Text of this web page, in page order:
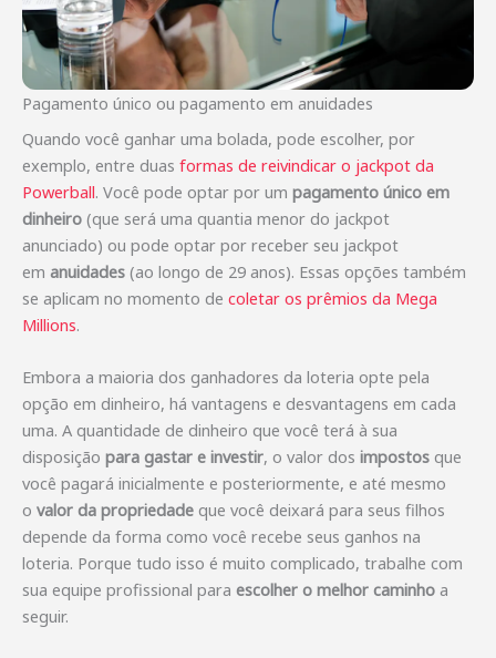
Pagamento único ou pagamento em anuidades
Quando você ganhar uma bolada, pode escolher, por
exemplo, entre duas formas de reivindicar o jackpot da
Powerball. Você pode optar por um pagamento único em
dinheiro (que será uma quantia menor do jackpot
anunciado) ou pode optar por receber seu jackpot
em anuidades (ao longo de 29 anos). Essas opções também
se aplicam no momento de coletar os prêmios da Mega
Millions.
Embora a maioria dos ganhadores da loteria opte pela
opção em dinheiro, há vantagens e desvantagens em cada
uma. A quantidade de dinheiro que você terá à sua
disposição para gastar e investir, o valor dos impostos que
você pagará inicialmente e posteriormente, e até mesmo
o valor da propriedade que você deixará para seus filhos
depende da forma como você recebe seus ganhos na
loteria. Porque tudo isso é muito complicado, trabalhe com
sua equipe profissional para escolher o melhor caminho a
seguir.